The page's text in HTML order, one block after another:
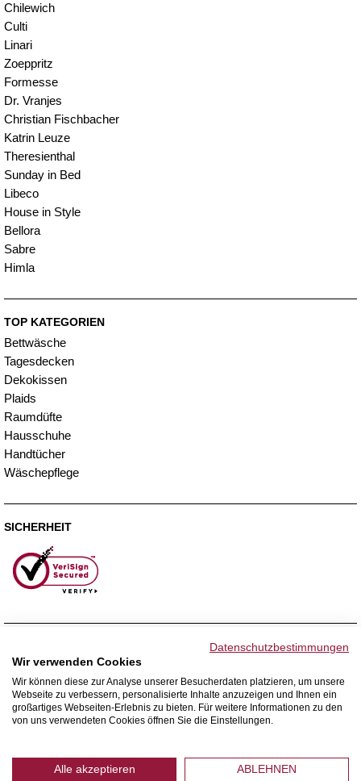
Chilewich
Culti
Linari
Zoeppritz
Formesse
Dr. Vranjes
Christian Fischbacher
Katrin Leuze
Theresienthal
Sunday in Bed
Libeco
House in Style
Bellora
Sabre
Himla
TOP KATEGORIEN
Bettwäsche
Tagesdecken
Dekokissen
Plaids
Raumdüfte
Hausschuhe
Handtücher
Wäschepflege
SICHERHEIT
WIR VERSENDEN MIT
Datenschutzbestimmungen
Wir verwenden Cookies
Wir können diese zur Analyse unserer Besucherdaten platzieren, um unsere
Webseite zu verbessern, personalisierte Inhalte anzuzeigen und Ihnen ein
großartiges Webseiten-Erlebnis zu bieten. Für weitere Informationen zu den
von uns verwendeten Cookies öffnen Sie die Einstellungen.
Alle akzeptieren ABLEHNEN